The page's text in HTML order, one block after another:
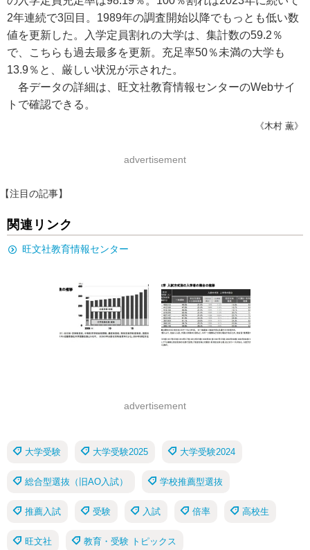
2年連続で3回目。1989年の調査開始以降でもっとも低い数
値を更新した。入学定員割れの大学は、集計数の59.2％
で、こちらも過去最多を更新。充足率50％未満の大学も
13.9％と、厳しい状況が示された。
各データの詳細は、旺文社教育情報センターのWebサイ
トで確認できる。
《木村 薫》
advertisement
【注目の記事】
関連リンク
旺文社教育情報センター
advertisement
大学受験 大学受験2025 大学受験2024
総合型選抜（旧AO入試） 学校推薦型選抜
推薦入試 受験 入試 倍率 高校生
旺文社 教育・受験 トピックス